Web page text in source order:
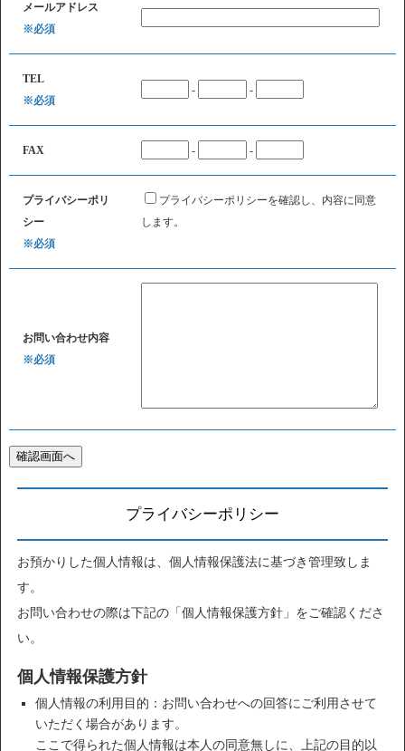
メールアドレス
※必須
TEL
※必須
- -
FAX - -
プライバシーポリ
シー
※必須
プライバシーポリシーを確認し、内容に同意
します。
お問い合わせ内容
※必須
プライバシーポリシー
お預かりした個人情報は、個人情報保護法に基づき管理致しま
す。
お問い合わせの際は下記の「個人情報保護方針」をご確認くださ
い。
個人情報保護方針
個人情報の利用目的：お問い合わせへの回答にご利用させて
いただく場合があります。
ここで得られた個人情報は本人の同意無しに、上記の目的以